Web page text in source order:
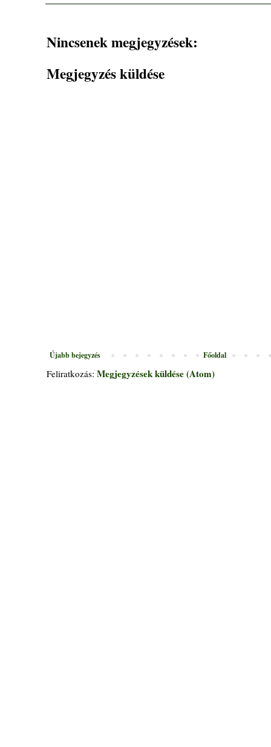
Nincsenek megjegyzések:
Megjegyzés küldése
Újabb bejegyzés Főoldal
Feliratkozás: Megjegyzések küldése (Atom)